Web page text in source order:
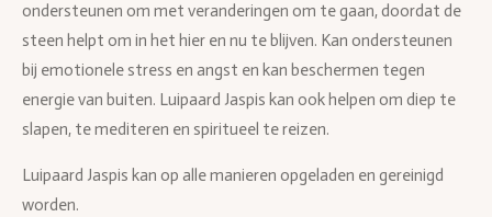
ondersteunen om met veranderingen om te gaan, doordat de
steen helpt om in het hier en nu te blijven. Kan ondersteunen
bij emotionele stress en angst en kan beschermen tegen
energie van buiten. Luipaard Jaspis kan ook helpen om diep te
slapen, te mediteren en spiritueel te reizen.
Luipaard Jaspis kan op alle manieren opgeladen en gereinigd
worden.